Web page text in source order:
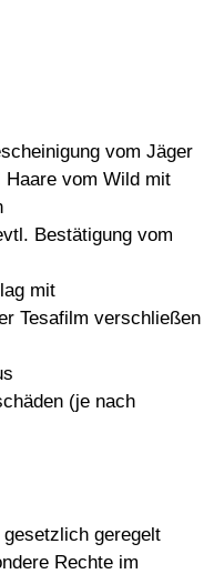
vom Jäger
vom Wild mit
Bestätigung vom
mit
Tesafilm verschließen
(je nach
geregelt
Rechte im